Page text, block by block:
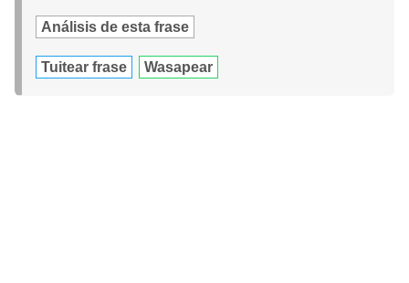
Análisis de esta frase
Tuitear frase Wasapear